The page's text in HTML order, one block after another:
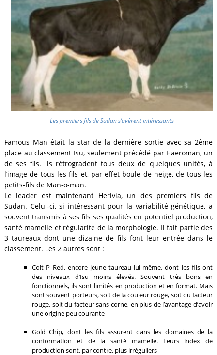
Les premiers fils de Sudan s’avèrent intéressants
Famous Man était la star de la dernière sortie avec sa 2ème
place au classement Isu, seulement précédé par Haeroman, un
de ses fils. Ils rétrogradent tous deux de quelques unités, à
l’image de tous les fils et, par effet boule de neige, de tous les
petits-fils de Man-o-man.
Le leader est maintenant Herivia, un des premiers fils de
Sudan. Celui-ci, si intéressant pour la variabilité génétique, a
souvent transmis à ses fils ses qualités en potentiel production,
santé mamelle et régularité de la morphologie. Il fait partie des
3 taureaux dont une dizaine de fils font leur entrée dans le
classement. Les 2 autres sont :
Colt P Red, encore jeune taureau lui-même, dont les fils ont
des niveaux d’Isu moins élevés. Souvent très bons en
fonctionnels, ils sont limités en production et en format. Mais
sont souvent porteurs, soit de la couleur rouge, soit du facteur
rouge, soit du facteur sans corne, en plus de l’avantage d’avoir
une origine peu courante
Gold Chip, dont les fils assurent dans les domaines de la
conformation et de la santé mamelle. Leurs index de
production sont, par contre, plus irréguliers